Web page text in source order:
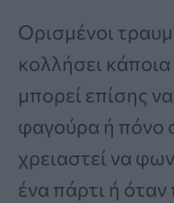
Ορισμένοι
κολλήσει
μπορεί επίσης
φαγούρα ή πόνο
χρειαστεί να
ένα πάρτι ή